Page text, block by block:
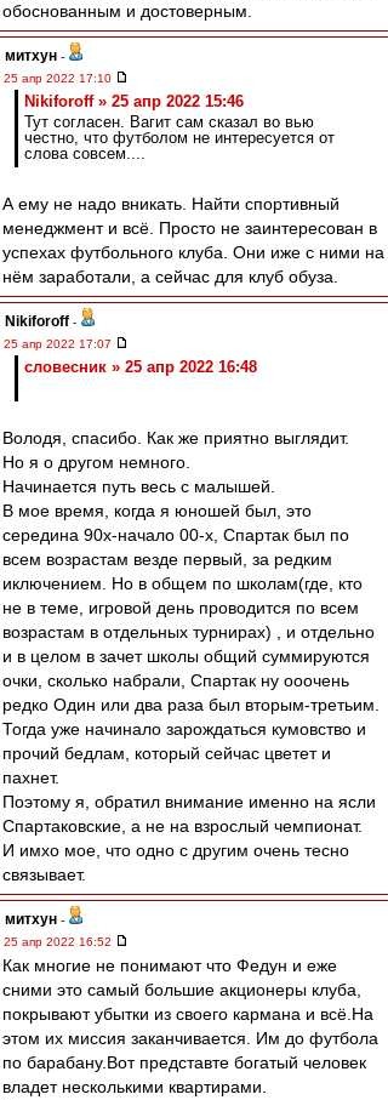
обоснованным и достоверным.
митхун -
25 апр 2022 17:10
Nikiforoff » 25 апр 2022 15:46
Тут согласен. Вагит сам сказал во вью
честно, что футболом не интересуется от
слова совсем....
А ему не надо вникать. Найти спортивный
менеджмент и всё. Просто не заинтересован в
успехах футбольного клуба. Они иже с ними на
нём заработали, а сейчас для клуб обуза.
Nikiforoff -
25 апр 2022 17:07
словесник » 25 апр 2022 16:48
Володя, спасибо. Как же приятно выглядит.
Но я о другом немного.
Начинается путь весь с малышей.
В мое время, когда я юношей был, это
середина 90х-начало 00-х, Спартак был по
всем возрастам везде первый, за редким
иключением. Но в общем по школам(где, кто
не в теме, игровой день проводится по всем
возрастам в отдельных турнирах) , и отдельно
и в целом в зачет школы общий суммируются
очки, сколько набрали, Спартак ну ооочень
редко Один или два раза был вторым-третьим.
Тогда уже начинало зарождаться кумовство и
прочий бедлам, который сейчас цветет и
пахнет.
Поэтому я, обратил внимание именно на ясли
Спартаковские, а не на взрослый чемпионат.
И имхо мое, что одно с другим очень тесно
связывает.
митхун -
25 апр 2022 16:52
Как многие не понимают что Федун и еже
сними это самый большие акционеры клуба,
покрывают убытки из своего кармана и всё.На
этом их миссия заканчивается. Им до футбола
по барабану.Вот представте богатый человек
владет несколькими квартирами.